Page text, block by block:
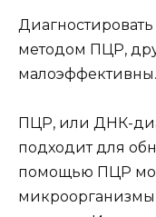
методом ПЦР,
малоэффективны.
ПЦР, или ДНК-
подходит для
помощью ПЦР